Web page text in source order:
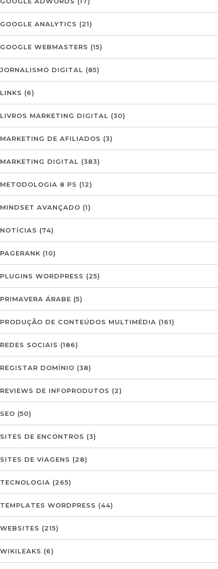
GOOGLE ANALYTICS (21)
GOOGLE WEBMASTERS (15)
JORNALISMO DIGITAL (85)
LINKS (6)
LIVROS MARKETING DIGITAL (30)
MARKETING DE AFILIADOS (3)
MARKETING DIGITAL (383)
METODOLOGIA 8 PS (12)
MINDSET AVANÇADO (1)
NOTÍCIAS (74)
PAGERANK (10)
PLUGINS WORDPRESS (25)
PRIMAVERA ÁRABE (5)
PRODUÇÃO DE CONTEÚDOS MULTIMÉDIA (161)
REDES SOCIAIS (186)
REGISTAR DOMÍNIO (38)
REVIEWS DE INFOPRODUTOS (2)
SEO (50)
SITES DE ENCONTROS (3)
SITES DE VIAGENS (28)
TECNOLOGIA (265)
TEMPLATES WORDPRESS (44)
WEBSITES (215)
WIKILEAKS (6)